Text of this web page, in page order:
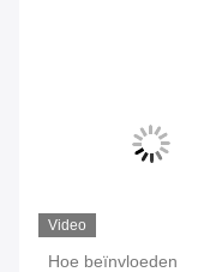
Video
Hoe beïnvloeden